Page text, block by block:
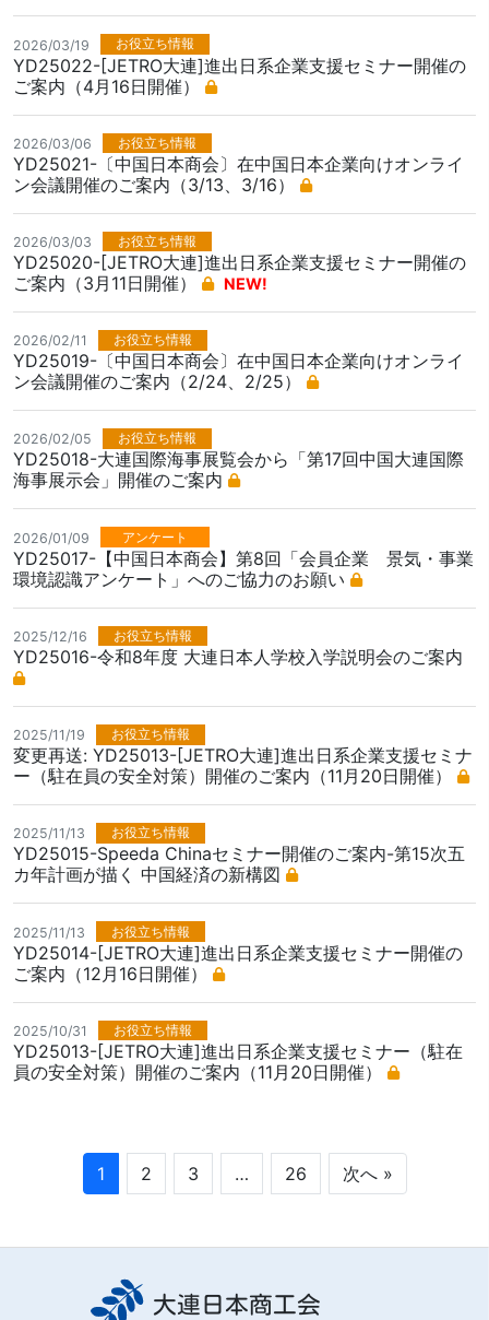
2026/03/19 お役立ち情報
YD25022-[JETRO大連]進出日系企業支援セミナー開催の
ご案内（4月16日開催）
2026/03/06 お役立ち情報
YD25021-〔中国日本商会〕在中国日本企業向けオンライ
ン会議開催のご案内（3/13、3/16）
2026/03/03 お役立ち情報
YD25020-[JETRO大連]進出日系企業支援セミナー開催の
ご案内（3月11日開催）
NEW!
2026/02/11 お役立ち情報
YD25019-〔中国日本商会〕在中国日本企業向けオンライ
ン会議開催のご案内（2/24、2/25）
2026/02/05 お役立ち情報
YD25018-大連国際海事展覧会から「第17回中国大連国際
海事展示会」開催のご案内
2026/01/09 アンケート
YD25017-【中国日本商会】第8回「会員企業 景気・事業
環境認識アンケート」へのご協力のお願い
2025/12/16 お役立ち情報
YD25016-令和8年度 大連日本人学校入学説明会のご案内
2025/11/19 お役立ち情報
変更再送: YD25013-[JETRO大連]進出日系企業支援セミナ
ー（駐在員の安全対策）開催のご案内（11月20日開催）
2025/11/13 お役立ち情報
YD25015-Speeda Chinaセミナー開催のご案内-第15次五
カ年計画が描く 中国経済の新構図
2025/11/13 お役立ち情報
YD25014-[JETRO大連]進出日系企業支援セミナー開催の
ご案内（12月16日開催）
2025/10/31 お役立ち情報
YD25013-[JETRO大連]進出日系企業支援セミナー（駐在
員の安全対策）開催のご案内（11月20日開催）
1 2 3 … 26 次へ »
大連日本商工会